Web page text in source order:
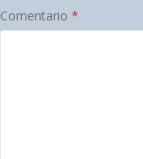
Comentario *